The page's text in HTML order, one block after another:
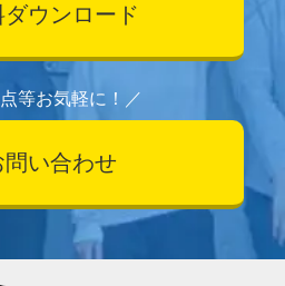
ダウンロード
等お気軽に！／
問い合わせ